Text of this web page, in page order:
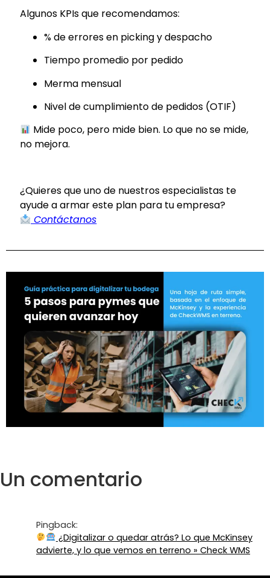
Algunos KPIs que recomendamos:
% de errores en picking y despacho
Tiempo promedio por pedido
Merma mensual
Nivel de cumplimiento de pedidos (OTIF)
Mide poco, pero mide bien. Lo que no se mide,
no mejora.
¿Quieres que uno de nuestros especialistas te
ayude a armar este plan para tu empresa?
Contáctanos
Un comentario
Pingback:
¿Digitalizar o quedar atrás? Lo que McKinsey
advierte, y lo que vemos en terreno » Check WMS